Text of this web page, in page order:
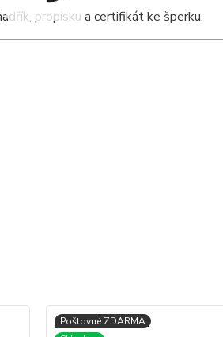
propisku a certifikát ke šperku.